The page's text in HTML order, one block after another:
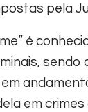
pela
é
sendo
em